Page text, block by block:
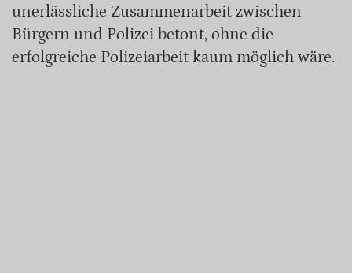
unerlässliche Zusammenarbeit zwischen
Bürgern und Polizei betont, ohne die
erfolgreiche Polizeiarbeit kaum möglich wäre.